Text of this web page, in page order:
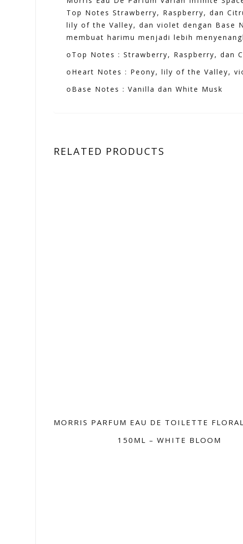
Top Notes Strawberry, Raspberry, dan
lily of the Valley, dan violet dengan Base
membuat harimu menjadi lebih
oTop Notes : Strawberry, Raspberry, dan
oHeart Notes : Peony, lily of the Valley,
oBase Notes : Vanilla dan White Musk
RELATED PRODUCTS
MORRIS PARFUM EAU DE TOILETTE
150ML – WHITE BLOOM